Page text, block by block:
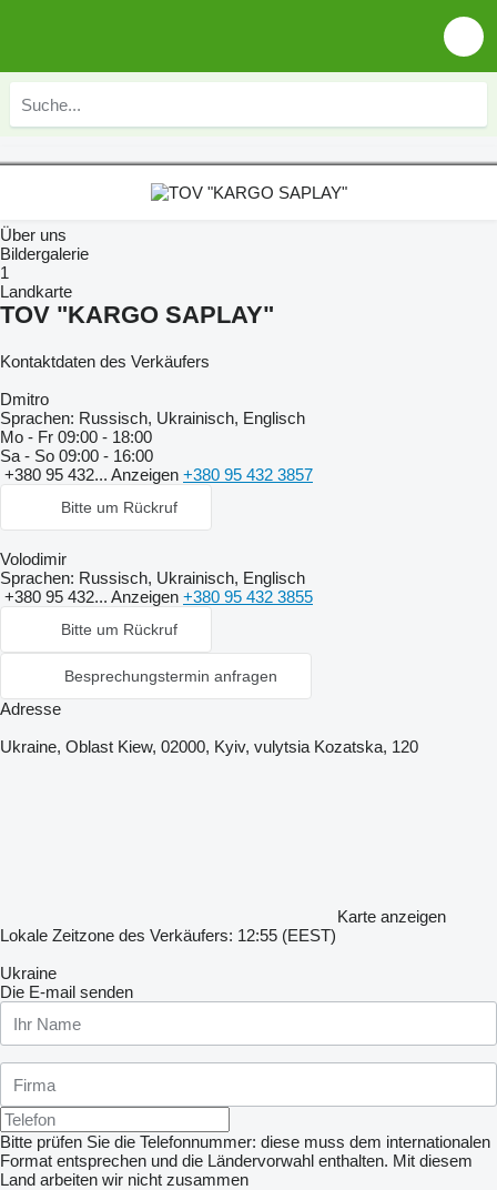
Über uns
Bildergalerie
1
Landkarte
TOV "KARGO SAPLAY"
Kontaktdaten des Verkäufers
Dmitro
Sprachen: Russisch, Ukrainisch, Englisch
Mo - Fr 09:00 - 18:00
Sa - So 09:00 - 16:00
+380 95 432... Anzeigen +380 95 432 3857
Bitte um Rückruf
Volodimir
Sprachen: Russisch, Ukrainisch, Englisch
+380 95 432... Anzeigen +380 95 432 3855
Bitte um Rückruf
Besprechungstermin anfragen
Adresse
Ukraine, Oblast Kiew, 02000, Kyiv, vulytsia Kozatska, 120
Karte anzeigen
Lokale Zeitzone des Verkäufers: 12:55 (EEST)
Ukraine
Die E-mail senden
Bitte prüfen Sie die Telefonnummer: diese muss dem internationalen
Format entsprechen und die Ländervorwahl enthalten. Mit diesem
Land arbeiten wir nicht zusammen